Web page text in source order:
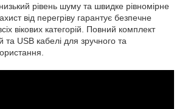
рівень шуму та швидке рівномірне
від перегріву гарантує безпечне
вікових категорій. Повний комплект
USB кабелі для зручного та